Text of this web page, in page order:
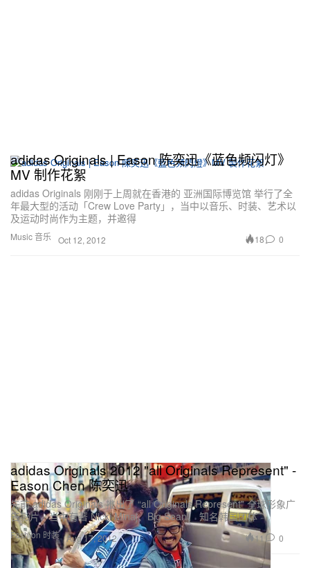
Music 音乐
adidas Originals | Eason 陈奕迅《蓝色频闪灯》
MV 制作花絮
adidas Originals 刚刚于上周就在香港的 亚洲国际博览馆 举行了全
年最大型的活动「Crew Love Party」，当中以音乐、时装、艺术以
及运动时尚作为主题，并邀得
Oct 12, 2012 18 0
Fashion 时装
adidas Originals 2012 "all Originals Represent" -
Eason Chen 陈奕迅
先前 adidas Originals 推出了 “all Originals Represent” 全球形象广
告影片，当中有著 Nicki Minaj、Big Sean、 知名韩国团体
Aug 17, 2012 11 0